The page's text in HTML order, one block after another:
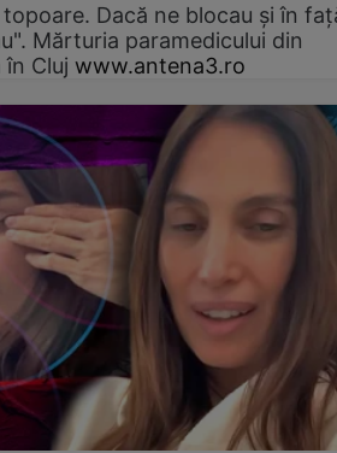
Dacă ne blocau şi în
Mărturia paramedicului din
Cluj www.antena3.ro